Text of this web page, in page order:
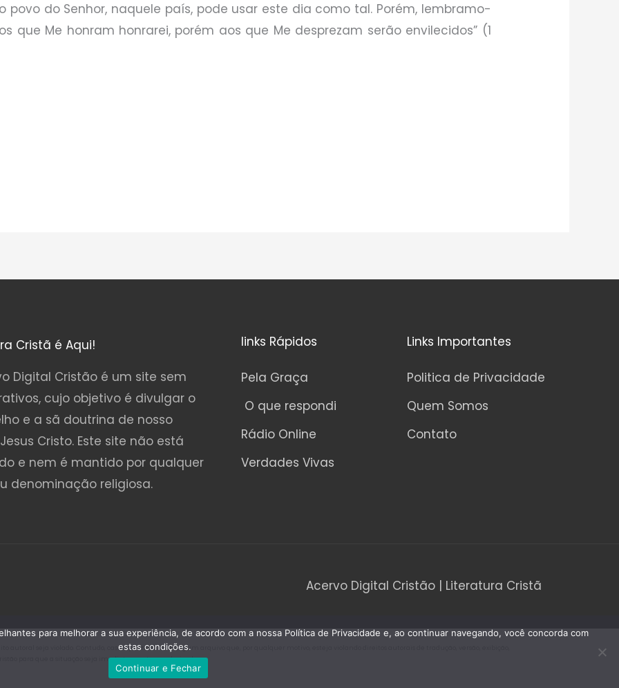
do Senhor, naquele país, pode usar este dia como tal. Porém, lembramo-
que Me honram honrarei, porém aos que Me desprezam serão envilecidos” (1
Cristã é Aqui!
Digital Cristão é um site sem
cujo objetivo é divulgar o
e a sã doutrina de nosso
Cristo. Este site não está
e nem é mantido por qualquer
denominação religiosa.
links Rápidos
Pela Graça
O que respondi
Rádio Online
Verdades Vivas
Links Importantes
Politica de Privacidade
Quem Somos
Contato
Acervo Digital Cristão | Literatura Cristã
autoral seja violado. Contudo, caso seja encontrado algum arquivo que, por qualquer motivo, esteja violando direitos autorais de tradução, versão, exibição,
para que a situação seja imediatamente regularizada.
para melhorar a sua experiência, de acordo com a nossa Política de Privacidade e, ao continuar navegando, você concorda com
estas condições.
Continuar e Fechar